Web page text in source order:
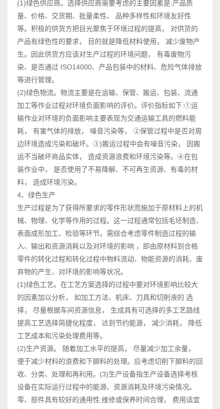
(1)绿色供应商。选择供应商需要考虑的主要因素是:产品质
量、价格、交货期、批量柔性、 品种多样性和环境友好性
等。积极的供货方把目光聚焦于环境过程的提高， 对供货的
产品有绿色性的要求， 目的就是降低材料使用， 减少废物产
生。因此供货方应该对生产过程的环境问题， 有毒废物污
染、是否通过 ISO14000、产品包装中的材料、危险气体排放
等进行管理。
(2)绿色物流。物流主要是在运输、保管、搬运、包装、流通
加工等作业过程对环境负面影响的评价。评价指标如下:①运
输作业对环境的负面影响主要表现为交通运输工具的燃料能
耗， 有害气体的排放， 噪音污染等， ②保管过程中是否对周
边环境造成污染和破坏。③)搬运过程中会有噪音污染， 因搬
运不当破坏商品实体， 造成资源浪费和环境污染等。④在包
装作业中， 是否使用了不易降解、不可再生资源、有毒的材
料， 造成环境污染。
4、绿色生产
生产过程是为了获得所要求的零件形状而施加于原材料上的机
械、物理、化学等作用的过程。这一过程通常包括毛坯制造、
表面成形加工、检验等环节。需综合考虑零件制造过程的输
入、输出和资源消耗以及对环境的影响 ，即由原材料到合格
零件的转化过程和转化过程中物料流动、物能资源的消耗、废
弃物的产生、对环境的影响等状况。
(1)绿色工艺。在工艺方案选择的过程中要对环境影响比较大
的因素加以分析， 如加工方法、机床、刀具和切削液的 选
择， 尽量根据车间资源信息， 生成具有可选择的多工艺路线
提高工艺选择简捷化程度， 达到节约能源， 减少消耗， 降低
工艺成本和污染处理费用等。
(2)生产资源。 随着加工水平的提高， 尽量减少加工余量，
便于减少材料的浪费和下脚料的处理。应考虑切削下脚料的回
收、分类、处理和再利用。(3)生产设备指生产设备选择考核
设备在实际运行过程中的能源、资源消耗及环境污染情况。
零、部件具有较好的通用性;维修或保养时间合理， 费用适宜